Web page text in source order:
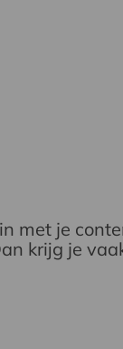
met je
krijg je